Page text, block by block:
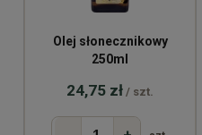
Olej słonecznikowy
250ml
24,75 zł / szt.